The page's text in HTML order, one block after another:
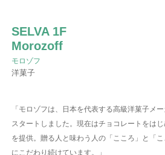
Morozoff
モロゾフ
洋菓子
SELVA 1F
「モロゾフは、日本を代表する高級洋菓子メ
スタートしました。現在はチョコレートをは
を提供。贈る人と味わう人の「こころ」と「
にこだわり続けています。」